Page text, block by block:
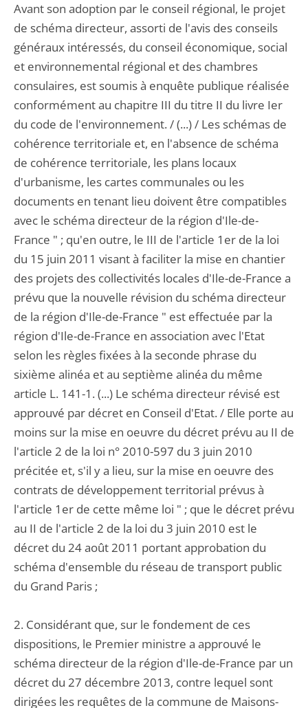
Avant son adoption par le conseil régional, le projet
de schéma directeur, assorti de l'avis des conseils
généraux intéressés, du conseil économique, social
et environnemental régional et des chambres
consulaires, est soumis à enquête publique réalisée
conformément au chapitre III du titre II du livre Ier
du code de l'environnement. / (...) / Les schémas de
cohérence territoriale et, en l'absence de schéma
de cohérence territoriale, les plans locaux
d'urbanisme, les cartes communales ou les
documents en tenant lieu doivent être compatibles
avec le schéma directeur de la région d'Ile-de-
France " ; qu'en outre, le III de l'article 1er de la loi
du 15 juin 2011 visant à faciliter la mise en chantier
des projets des collectivités locales d'Ile-de-France a
prévu que la nouvelle révision du schéma directeur
de la région d'Ile-de-France " est effectuée par la
région d'Ile-de-France en association avec l'Etat
selon les règles fixées à la seconde phrase du
sixième alinéa et au septième alinéa du même
article L. 141-1. (...) Le schéma directeur révisé est
approuvé par décret en Conseil d'Etat. / Elle porte au
moins sur la mise en oeuvre du décret prévu au II de
l'article 2 de la loi n° 2010-597 du 3 juin 2010
précitée et, s'il y a lieu, sur la mise en oeuvre des
contrats de développement territorial prévus à
l'article 1er de cette même loi " ; que le décret prévu
au II de l'article 2 de la loi du 3 juin 2010 est le
décret du 24 août 2011 portant approbation du
schéma d'ensemble du réseau de transport public
du Grand Paris ;
2. Considérant que, sur le fondement de ces
dispositions, le Premier ministre a approuvé le
schéma directeur de la région d'Ile-de-France par un
décret du 27 décembre 2013, contre lequel sont
dirigées les requêtes de la commune de Maisons-